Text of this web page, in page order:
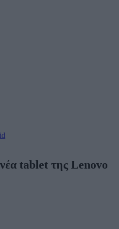
tablet της Lenovo